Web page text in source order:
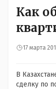
Как
17 марта
В
сделку по